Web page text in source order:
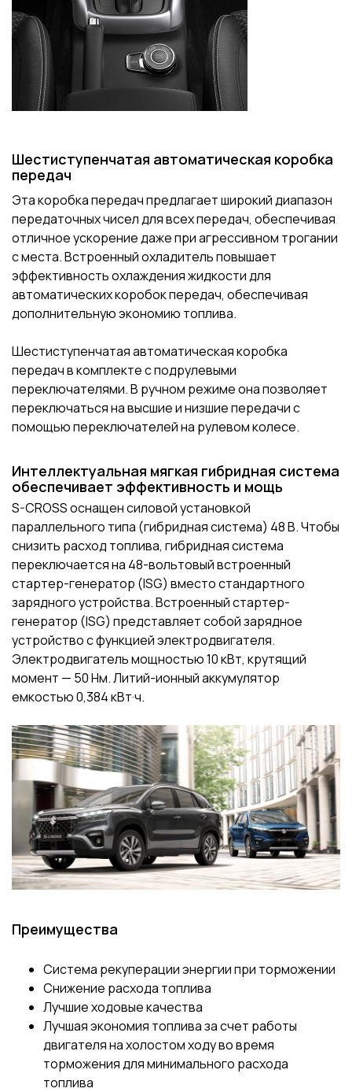
Шестиступенчатая автоматическая коробка
передач
Эта коробка передач предлагает широкий диапазон
передаточных чисел для всех передач, обеспечивая
отличное ускорение даже при агрессивном трогании
с места. Встроенный охладитель повышает
эффективность охлаждения жидкости для
автоматических коробок передач, обеспечивая
дополнительную экономию топлива.
Шестиступенчатая автоматическая коробка
передач в комплекте с подрулевыми
переключателями. В ручном режиме она позволяет
переключаться на высшие и низшие передачи с
помощью переключателей на рулевом колесе.
Интеллектуальная мягкая гибридная система
обеспечивает эффективность и мощь
S-CROSS оснащен силовой установкой
параллельного типа (гибридная система) 48 В. Чтобы
снизить расход топлива, гибридная система
переключается на 48-вольтовый встроенный
стартер-генератор (ISG) вместо стандартного
зарядного устройства. Встроенный стартер-
генератор (ISG) представляет собой зарядное
устройство с функцией электродвигателя.
Электродвигатель мощностью 10 кВт, крутящий
момент — 50 Нм. Литий-ионный аккумулятор
емкостью 0,384 кВт·ч.
Преимущества
Система рекуперации энергии при торможении
Снижение расхода топлива
Лучшие ходовые качества
Лучшая экономия топлива за счет работы
двигателя на холостом ходу во время
торможения для минимального расхода
топлива